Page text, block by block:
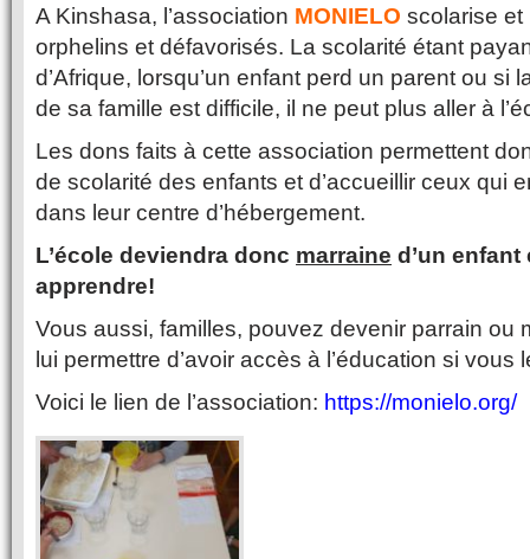
A Kinshasa, l’association MONIELO scolarise et
orphelins et défavorisés. La scolarité étant
d’Afrique, lorsqu’un enfant perd un parent ou si
de sa famille est difficile, il ne peut plus aller à
Les dons faits à cette association permettent
de scolarité des enfants et d’accueillir ceux qui
dans leur centre d’hébergement.
L’école deviendra donc marraine d’un
apprendre!
Vous aussi, familles, pouvez devenir parrain ou
lui permettre d’avoir accès à l’éducation si vous
Voici le lien de l’association: https://monielo.org/